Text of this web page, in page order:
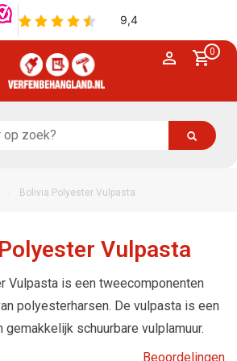
0
Bolivia Polyester Vulpasta
Vulpasta
Vulpasta is een tweecomponenten
polyesterharsen. De vulpasta is een
gemakkelijk schuurbare vulplamuur.
Beoordelingen